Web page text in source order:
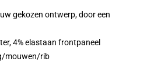
gekozen ontwerp, door een
4% elastaan frontpaneel
mouwen/rib